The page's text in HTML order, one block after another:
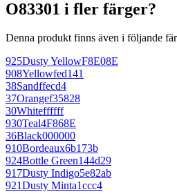
O83301 i fler färger?
Denna produkt finns även i följande
925Dusty YellowF8E08E
908Yellowfed141
38Sandffecd4
37Orangef35828
30Whiteffffff
930Teal4F868E
36Black000000
910Bordeaux6b173b
924Bottle Green144d29
917Dusty Indigo5e82ab
921Dusty Minta1ccc4